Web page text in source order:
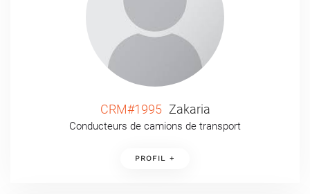
CRM#1995 Zakaria
Conducteurs de camions de transport
PROFIL +